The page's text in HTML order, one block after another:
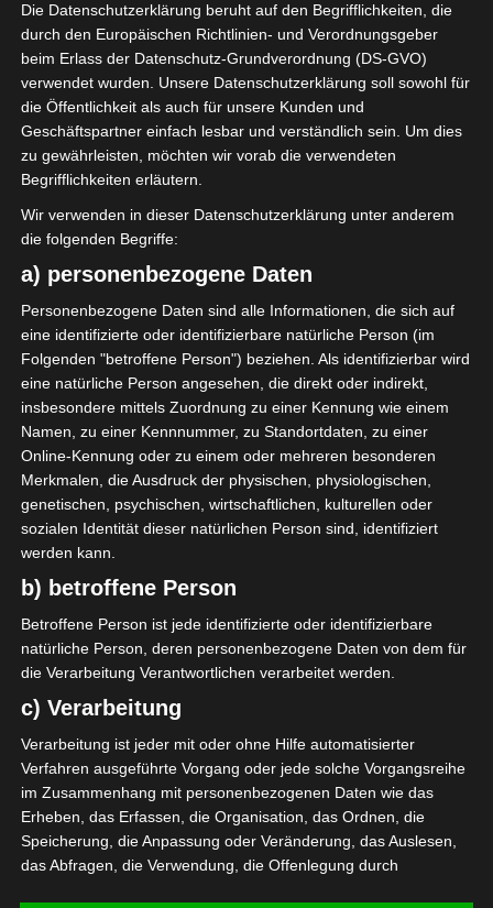
Mohamed Ali Maalej
Die nächsten Begegnungen
SPIELTAG 1
22 Aug. 2026
16:30
PS Sakiet Eddaïer
22 Aug. 2026
16:30
Stade Tunisien
22 Aug. 2026
ES Hammam Sousse
- -
US Monastir
22 Aug. 2026
16:30
ES Tunis
- -
ESS Sousse
22 Aug. 2026
ES Métlaoui
- -
Club Africain
22 Aug. 2026
US Ben Guerdane
- -
CS Hammam-Lif
-
ES Zarzis
- - Olympique Béjà
SPIELTAG 2
29 Aug. 2026
16:30
ESS Sousse
- - ES Métlaoui
Alle Spiele
Die Datenschutzerklärung beruht auf den Begrifflichkeiten, die
durch den Europäischen Richtlinien- und Verordnungsgeber
beim Erlass der Datenschutz-Grundverordnung (DS-GVO)
verwendet wurden. Unsere Datenschutzerklärung soll sowohl für
die Öffentlichkeit als auch für unsere Kunden und
Geschäftspartner einfach lesbar und verständlich sein. Um dies
zu gewährleisten, möchten wir vorab die verwendeten
Begrifflichkeiten erläutern.
Wir verwenden in dieser Datenschutzerklärung unter anderem
die folgenden Begriffe:
a) personenbezogene Daten
Personenbezogene Daten sind alle Informationen, die sich auf
eine identifizierte oder identifizierbare natürliche Person (im
Folgenden "betroffene Person") beziehen. Als identifizierbar wird
eine natürliche Person angesehen, die direkt oder indirekt,
insbesondere mittels Zuordnung zu einer Kennung wie einem
Namen, zu einer Kennnummer, zu Standortdaten, zu einer
Online-Kennung oder zu einem oder mehreren besonderen
Merkmalen, die Ausdruck der physischen, physiologischen,
genetischen, psychischen, wirtschaftlichen, kulturellen oder
sozialen Identität dieser natürlichen Person sind, identifiziert
werden kann.
b) betroffene Person
Betroffene Person ist jede identifizierte oder identifizierbare
natürliche Person, deren personenbezogene Daten von dem für
die Verarbeitung Verantwortlichen verarbeitet werden.
c) Verarbeitung
Verarbeitung ist jeder mit oder ohne Hilfe automatisierter
Verfahren ausgeführte Vorgang oder jede solche Vorgangsreihe
im Zusammenhang mit personenbezogenen Daten wie das
Erheben, das Erfassen, die Organisation, das Ordnen, die
Speicherung, die Anpassung oder Veränderung, das Auslesen,
das Abfragen, die Verwendung, die Offenlegung durch